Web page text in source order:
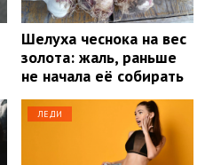
Шелуха чеснока на вес
золота: жаль, раньше
не начала её собирать
ЛЕДИ